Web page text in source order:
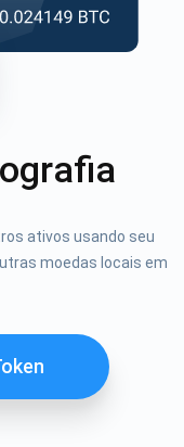
ativos usando seu
moedas locais em